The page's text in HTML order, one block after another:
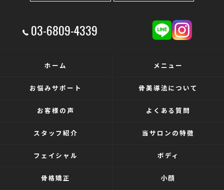
03-6809-4339
ホーム メニュー
お悩みサポート 骨美導法について
お客様の声 よくある質問
スタッフ紹介 当サロンの特徴
フェイシャル ボディ
骨格矯正 小顔